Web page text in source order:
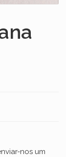
nos um